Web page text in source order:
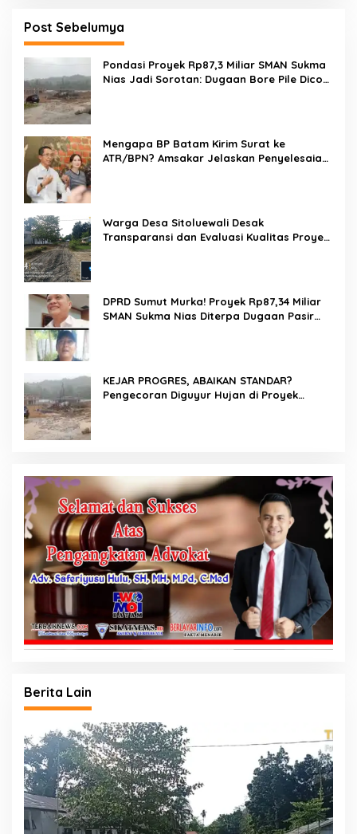
Post Sebelumya
Pondasi Proyek Rp87,3 Miliar SMAN Sukma
Nias Jadi Sorotan: Dugaan Bore Pile Dicor
Mengapa BP Batam Kirim Surat ke
ATR/BPN? Amsakar Jelaskan Penyelesaian
Warga Desa Sitoluewali Desak
Transparansi dan Evaluasi Kualitas Proyek
DPRD Sumut Murka! Proyek Rp87,34 Miliar
SMAN Sukma Nias Diterpa Dugaan Pasir
KEJAR PROGRES, ABAIKAN STANDAR?
Pengecoran Diguyur Hujan di Proyek
Berita Lain